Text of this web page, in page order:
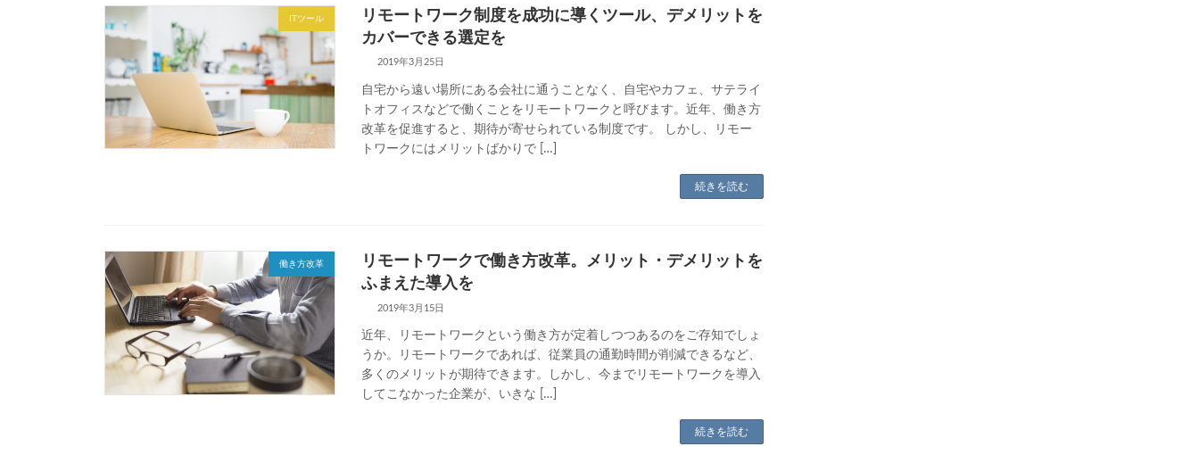
ITツール
リモートワーク制度を成功に導くツール、デメリットを
カバーできる選定を
2019年3月25日
自宅から遠い場所にある会社に通うことなく、自宅やカフェ、サテライ
トオフィスなどで働くことをリモートワークと呼びます。近年、働き方
改革を促進すると、期待が寄せられている制度です。 しかし、リモー
トワークにはメリットばかりで […]
続きを読む
働き方改革
リモートワークで働き方改革。メリット・デメリットを
ふまえた導入を
2019年3月15日
近年、リモートワークという働き方が定着しつつあるのをご存知でしょ
うか。リモートワークであれば、従業員の通勤時間が削減できるなど、
多くのメリットが期待できます。しかし、今までリモートワークを導入
してこなかった企業が、いきな […]
続きを読む